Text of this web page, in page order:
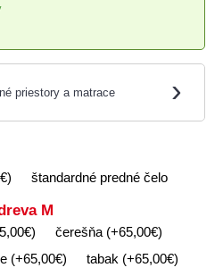
priestory a matrace ›
štandardné predné čelo
M
čerešňa (+65,00€)
(+65,00€)
tabak (+65,00€)